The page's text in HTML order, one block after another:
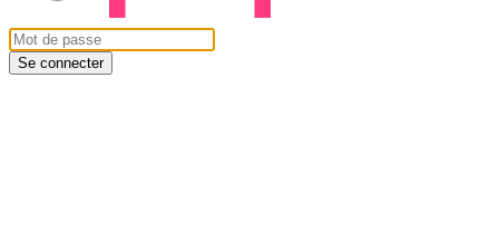
Se connecter